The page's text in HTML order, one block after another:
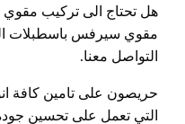
هل تحتاج الى تركيب
مقوي سيرفس باسطبلات
التواصل معنا.
حريصون على تامين كافة
التي تعمل على تحسين